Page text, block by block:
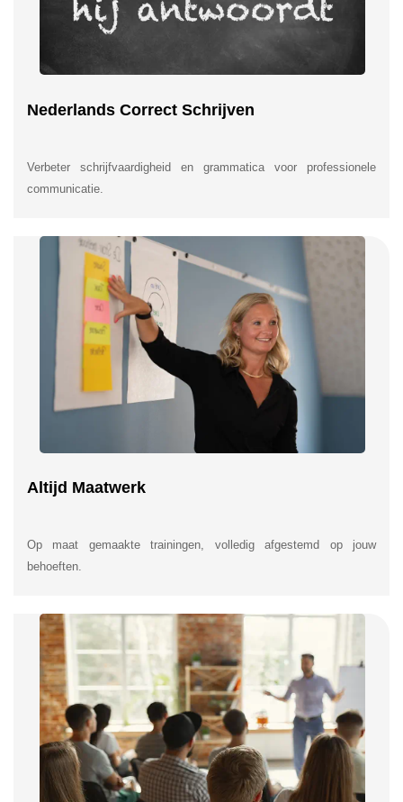
Nederlands Correct Schrijven
Verbeter schrijfvaardigheid en grammatica voor professionele
communicatie.
Altijd Maatwerk
Op maat gemaakte trainingen, volledig afgestemd op jouw
behoeften.